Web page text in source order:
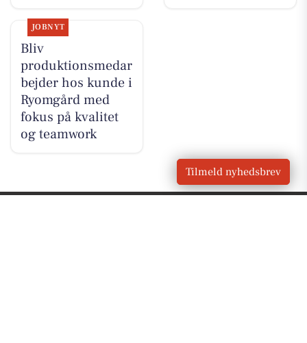
JOBNYT
Bliv
produktionsmedar
bejder hos kunde i
Ryomgård med
fokus på kvalitet
og teamwork
Tilmeld nyhedsbrev